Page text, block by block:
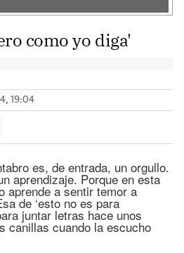
como yo diga'
19:04
es, de entrada, un orgullo.
aprendizaje. Porque en esta
aprende a sentir temor a
de ‘esto no es para
juntar letras hace unos
canillas cuando la escucho